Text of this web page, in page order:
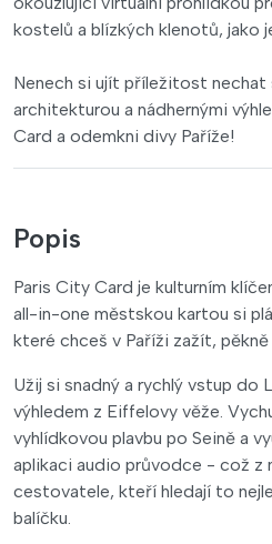
kostelů a blízkých klenotů, jako
Nenech si ujít příležitost
architekturou a nádhernými
Card a odemkni divy Paříže!
Popis
Paris City Card je kulturním
all-in-one městskou kartou si
které chceš v Paříži zažít,
Užij si snadný a rychlý vstup do
výhledem z Eiffelovy věže.
vyhlídkovou plavbu po Seině a
aplikaci audio průvodce - což z
cestovatele, kteří hledají to
balíčku.